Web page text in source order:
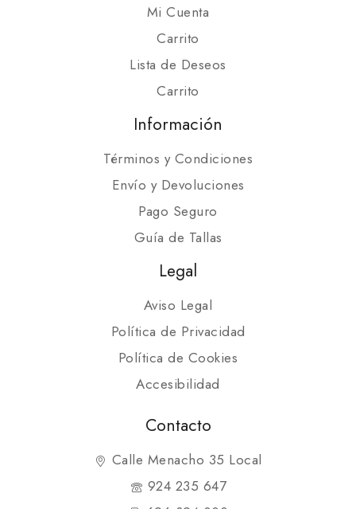
Mi Cuenta
Carrito
Lista de Deseos
Carrito
Información
Términos y Condiciones
Envío y Devoluciones
Pago Seguro
Guía de Tallas
Legal
Aviso Legal
Política de Privacidad
Política de Cookies
Accesibilidad
Contacto
Calle Menacho 35 Local
924 235 647